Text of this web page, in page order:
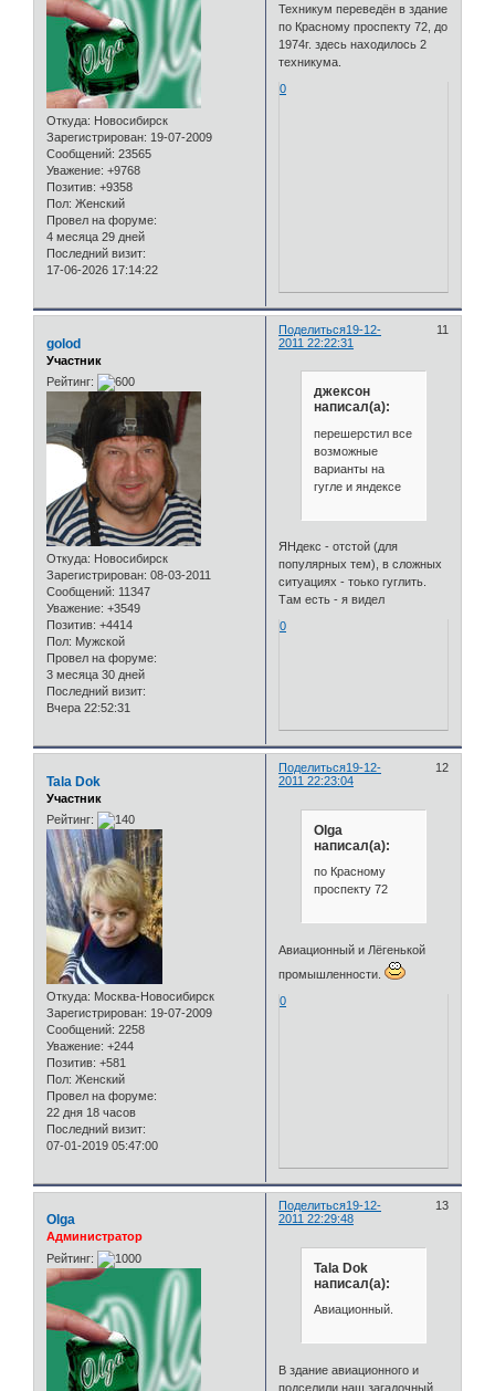
Откуда: Новосибирск
Зарегистрирован: 19-07-2009
Сообщений: 23565
Уважение: +9768
Позитив: +9358
Пол: Женский
Провел на форуме:
4 месяца 29 дней
Последний визит:
17-06-2026 17:14:22
Техникум переведён в здание
по Красному проспекту 72, до
1974г. здесь находилось 2
техникума.
0
Поделиться 11
19-12-
2011 22:22:31
golod
Участник
Рейтинг:
Откуда: Новосибирск
Зарегистрирован: 08-03-2011
Сообщений: 11347
Уважение: +3549
Позитив: +4414
Пол: Мужской
Провел на форуме:
3 месяца 30 дней
Последний визит:
Вчера 22:52:31
джексон
написал(а):
перешерстил все
возможные
варианты на
гугле и яндексе
ЯНдекс - отстой (для
популярных тем), в сложных
ситуациях - тоько гуглить.
Там есть - я видел
0
Поделиться 12
19-12-
2011 22:23:04
Tala Dok
Участник
Рейтинг:
Откуда: Москва-Новосибирск
Зарегистрирован: 19-07-2009
Сообщений: 2258
Уважение: +244
Позитив: +581
Пол: Женский
Провел на форуме:
22 дня 18 часов
Последний визит:
07-01-2019 05:47:00
Olga
написал(а):
по Красному
проспекту 72
Авиационный и Лёгенькой
промышленности.
0
Поделиться 13
19-12-
2011 22:29:48
Olga
Администратор
Рейтинг:
Tala Dok
написал(а):
Авиационный.
В здание авиационного и
подселили наш загадочный